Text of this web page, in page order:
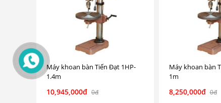
Máy khoan bàn Tiến Đạt 1HP-
1.4m
10,945,000đ 0đ
Máy khoan bàn
1m
8,250,000đ 0đ